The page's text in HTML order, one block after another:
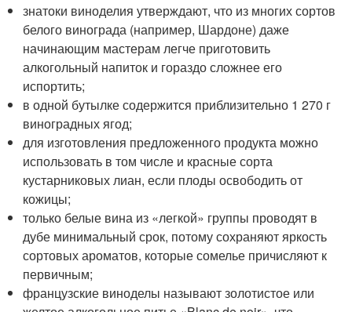
знатоки виноделия утверждают, что из многих сортов
белого винограда (например, Шардоне) даже
начинающим мастерам легче приготовить
алкогольный напиток и гораздо сложнее его
испортить;
в одной бутылке содержится приблизительно 1 270 г
виноградных ягод;
для изготовления предложенного продукта можно
использовать в том числе и красные сорта
кустарниковых лиан, если плоды освободить от
кожицы;
только белые вина из «легкой» группы проводят в
дубе минимальный срок, потому сохраняют яркость
сортовых ароматов, которые сомелье причисляют к
первичным;
французские виноделы называют золотистое или